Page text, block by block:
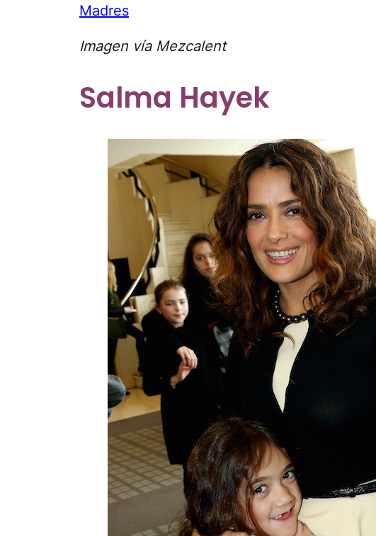
Madres
Imagen vía Mezcalent
Salma Hayek